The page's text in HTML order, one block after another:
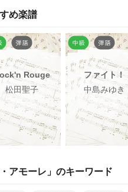
め楽譜
Rouge
松田聖子
ファイト！
中島みゆき
アモーレ 」のキーワード